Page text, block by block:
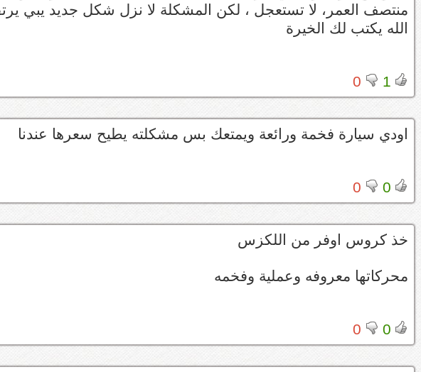
الله يكتب لك الخيرة
1
0
اودي سيارة فخمة ورائعة ويمتعك بس مشكلته يطيح سعرها عندنا
0
0
خذ كروس اوفر من اللكزس
محركاتها معروفه وعملية وفخمه
0
0